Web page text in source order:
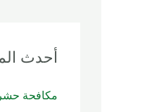
ث
ن
أحدث
مكافحة